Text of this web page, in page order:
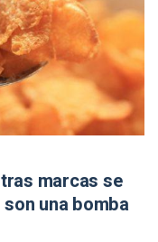
marcas se
una bomba